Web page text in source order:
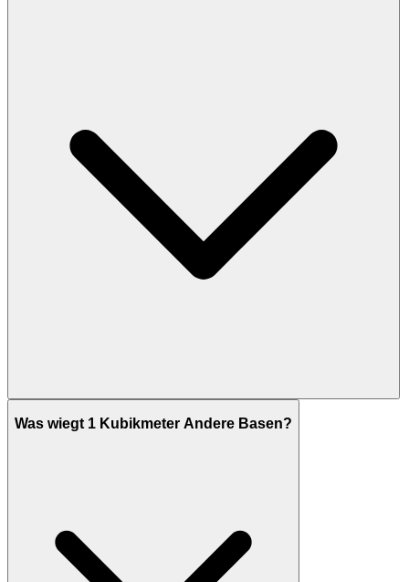
Was wiegt 1 Kubikmeter Andere Basen?